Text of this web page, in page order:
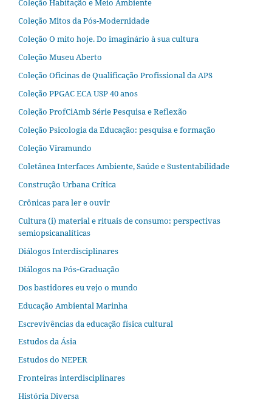
Coleção Habitação e Meio Ambiente
Coleção Mitos da Pós-Modernidade
Coleção O mito hoje. Do imaginário à sua cultura
Coleção Museu Aberto
Coleção Oficinas de Qualificação Profissional da APS
Coleção PPGAC ECA USP 40 anos
Coleção ProfCiAmb Série Pesquisa e Reflexão
Coleção Psicologia da Educação: pesquisa e formação
Coleção Viramundo
Coletânea Interfaces Ambiente, Saúde e Sustentabilidade
Construção Urbana Crítica
Crônicas para ler e ouvir
Cultura (i) material e rituais de consumo: perspectivas
semiopsicanalíticas
Diálogos Interdisciplinares
Diálogos na Pós‐Graduação
Dos bastidores eu vejo o mundo
Educação Ambiental Marinha
Escrevivências da educação física cultural
Estudos da Ásia​
Estudos do NEPER
Fronteiras interdisciplinares
História Diversa